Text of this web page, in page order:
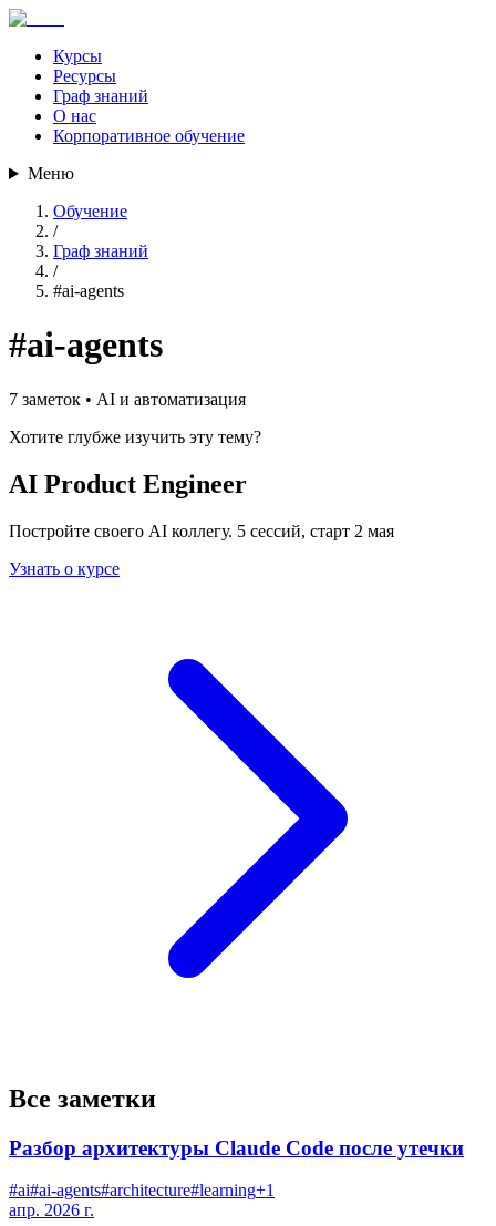
Курсы
Ресурсы
Граф знаний
О нас
Корпоративное обучение
Меню
Обучение
/
Граф знаний
/
#ai-agents
#ai-agents
7 заметок • AI и автоматизация
Хотите глубже изучить эту тему?
AI Product Engineer
Постройте своего AI коллегу. 5 сессий, старт 2 мая
Узнать о курсе
Все заметки
Разбор архитектуры Claude Code после утечки
#ai#ai-agents#architecture#learning+1
апр. 2026 г.